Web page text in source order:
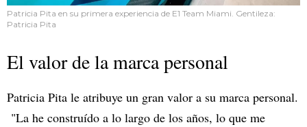
Patricia Pita en su primera experiencia de E1 Team Miami. Gentileza:
Patricia Pita
El valor de la marca personal
Patricia Pita le atribuye un gran valor a su marca personal.
"La he construído a lo largo de los años, lo que me